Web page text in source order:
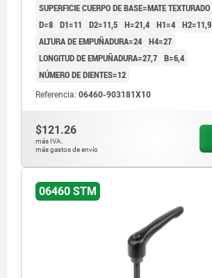
SUPERFICIE CUERPO DE BASE=MATE TEXTURADO
D=8 D1=11 D2=11,5 H=21,4 H1=4 H2=11,9
ALTURA DE EMPUÑADURA=24 H4=27
LONGITUD DE EMPUÑADURA=27,7 B=6,4
NÚMERO DE DIENTES=12
Referencia: 06460-903181X10
$121.26
más IVA.
más gastos de envío
06460 STM